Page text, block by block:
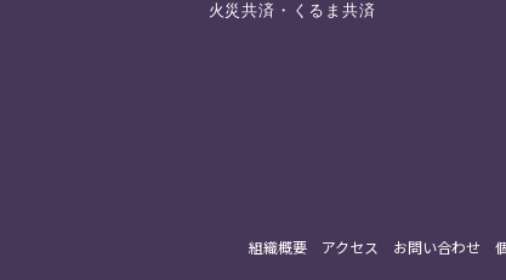
火災共済・くるま共済
組織概要 アクセス お問い合わせ